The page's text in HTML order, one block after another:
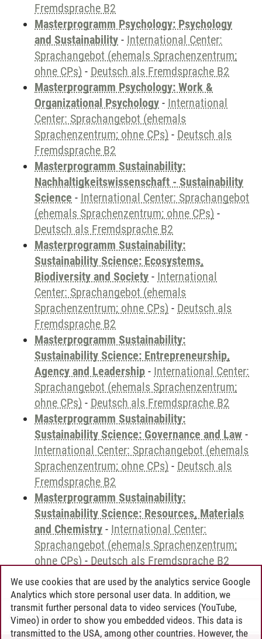
Fremdsprache B2
Masterprogramm Psychology: Psychology
and Sustainability - International Center:
Sprachangebot (ehemals Sprachenzentrum;
ohne CPs) - Deutsch als Fremdsprache B2
Masterprogramm Psychology: Work &
Organizational Psychology - International
Center: Sprachangebot (ehemals
Sprachenzentrum; ohne CPs) - Deutsch als
Fremdsprache B2
Masterprogramm Sustainability:
Nachhaltigkeitswissenschaft - Sustainability
Science - International Center: Sprachangebot
(ehemals Sprachenzentrum; ohne CPs) -
Deutsch als Fremdsprache B2
Masterprogramm Sustainability:
Sustainability Science: Ecosystems,
Biodiversity and Society - International
Center: Sprachangebot (ehemals
Sprachenzentrum; ohne CPs) - Deutsch als
Fremdsprache B2
Masterprogramm Sustainability:
Sustainability Science: Entrepreneurship,
Agency and Leadership - International Center:
Sprachangebot (ehemals Sprachenzentrum;
ohne CPs) - Deutsch als Fremdsprache B2
Masterprogramm Sustainability:
Sustainability Science: Governance and Law -
International Center: Sprachangebot (ehemals
Sprachenzentrum; ohne CPs) - Deutsch als
Fremdsprache B2
Masterprogramm Sustainability:
Sustainability Science: Resources, Materials
and Chemistry - International Center:
Sprachangebot (ehemals Sprachenzentrum;
ohne CPs) - Deutsch als Fremdsprache B2
Andreea Tribel 30.06.2024
We use cookies that are used by the analytics service Google
Analytics which store personal user data. In addition, we
transmit further personal data to video services (YouTube,
Vimeo) in order to show you embedded videos. This data is
transmitted to the USA, among other countries. However, the